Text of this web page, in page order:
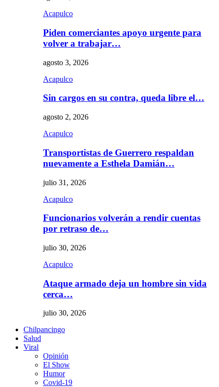
Acapulco
Piden comerciantes apoyo urgente para
volver a trabajar…
agosto 3, 2026
Acapulco
Sin cargos en su contra, queda libre el…
agosto 2, 2026
Acapulco
Transportistas de Guerrero respaldan
nuevamente a Esthela Damián…
julio 31, 2026
Acapulco
Funcionarios volverán a rendir cuentas
por retraso de…
julio 30, 2026
Acapulco
Ataque armado deja un hombre sin vida
cerca…
julio 30, 2026
Chilpancingo
Salud
Viral
Opinión
El Show
Humor
Covid-19